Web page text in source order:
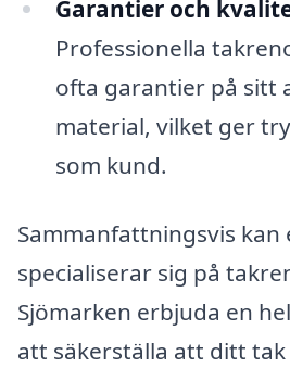
Garantier och
Professionella
ofta garantier på sitt
material, vilket ger
som kund.
Sammanfattningsvis
specialiserar sig på
Sjömarken erbjuda en
att säkerställa att ditt tak